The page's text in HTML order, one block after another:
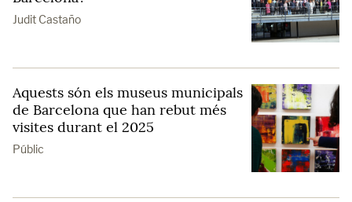
Judit Castaño
Aquests són els museus municipals
de Barcelona que han rebut més
visites durant el 2025
Públic